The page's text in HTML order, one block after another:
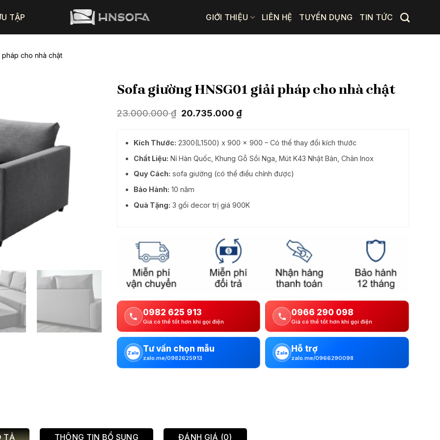
TẬP GIỚI THIỆU LIÊN HỆ TUYỂN DỤNG TIN TỨC
pháp cho nhà chật
Sofa giường HNSG01 giải pháp cho nhà chật
23.000.000₫ Giá
23.000.000 ₫.
20.735.000₫Giá
là:
20.735.000 ₫.
Kích Thước: 2300(L1500) x 900 x 900– Có thể thay đổi kích thước
Chất Liệu: Nỉ Hàn Quốc, Khung Gỗ Sồi Nga, Mút K43 Nhật Bản, Chân Inox
Quy Cách: sofa giường (có thể điều chỉnh được)
Bảo Hành: 10 năm
Quà Tặng: 3 gối decor trị giá 900K
0982 625 913
Giá có thể tốt hơn khi gọi điện
0966 290 098
Giá có thể tốt hơn khi gọi điện
Zalo Tư vấn chọn mẫu
zalo.me/0982625913
Zalo Hỗ trợ
zalo.me/0966290098
TẢ THÔNG TIN BỔ SUNG ĐÁNH GIÁ (0)